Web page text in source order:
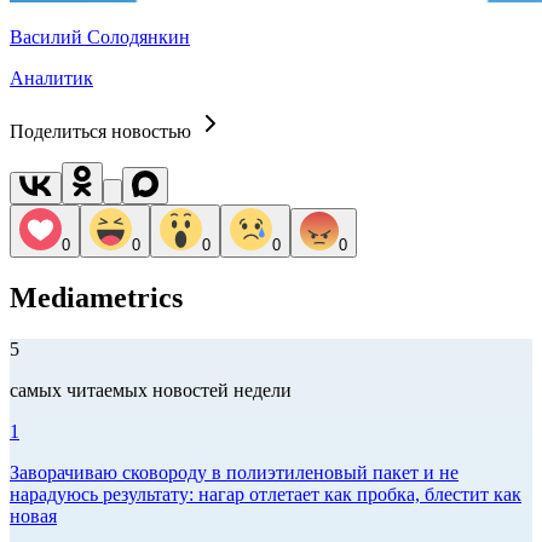
Василий Солодянкин
Аналитик
Поделиться новостью
0 0 0 0 0
Mediametrics
5
самых читаемых новостей недели
1
Заворачиваю сковороду в полиэтиленовый пакет и не
нарадуюсь результату: нагар отлетает как пробка, блестит как
новая